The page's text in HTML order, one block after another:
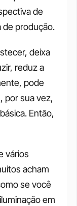
de
de produção.
deixa
reduz a
pode
por sua vez,
Então,
vários
acham
se você
em